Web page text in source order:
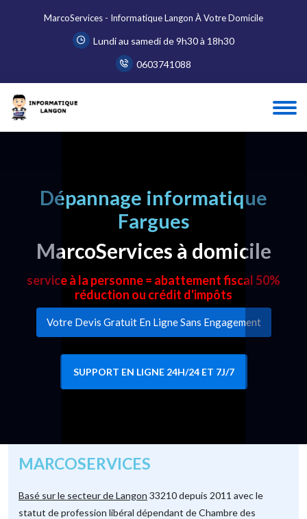
MarcoServices - Informatique Langon À Votre Domicile
Lundi au samedi de 9h30 à 18h30
0603741088
Dépannage informatique
Fargues
MarcoServices à domicile
service à la personne = abattement fiscal 50%
réduction ou crédit d'impôts
Votre Devis Gratuit En Ligne Sans Engagement
SUPPORT EN LIGNE 24H/24 ET 7J/7
MARCOSERVICES
Basé sur le secteur de Langon 33210 depuis 2011 avec le
statut de profession libéral dépendant de Chambre des